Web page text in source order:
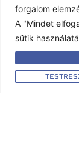
forgalom
A "Mindet
sütik
AIDA Magyar
Éves
Éves
Éves